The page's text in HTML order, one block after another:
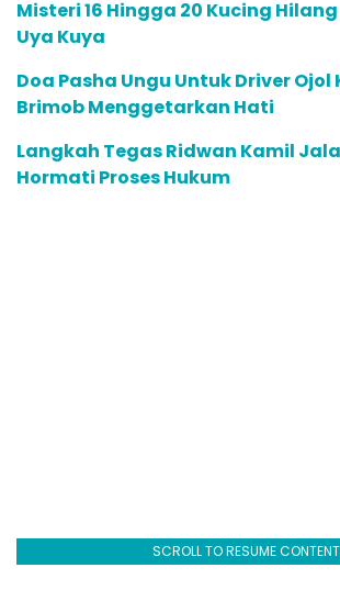
Misteri 16 Hingga 20 Kucing
Uya Kuya
Doa Pasha Ungu Untuk Driver
Brimob Menggetarkan Hati
Langkah Tegas Ridwan Kamil
Hormati Proses Hukum
SCROLL TO RESUME CONTENT